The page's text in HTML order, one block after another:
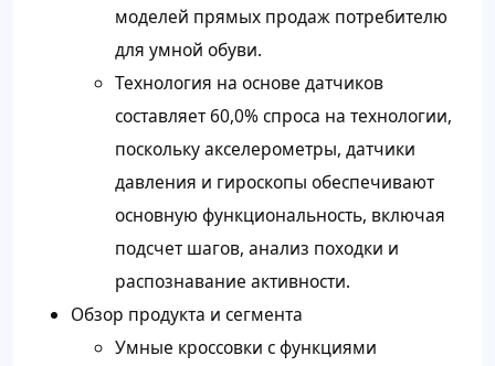
моделей прямых продаж потребителю
для умной обуви.
Технология на основе датчиков
составляет 60,0% спроса на технологии,
поскольку акселерометры, датчики
давления и гироскопы обеспечивают
основную функциональность, включая
подсчет шагов, анализ походки и
распознавание активности.
Обзор продукта и сегмента
Умные кроссовки с функциями